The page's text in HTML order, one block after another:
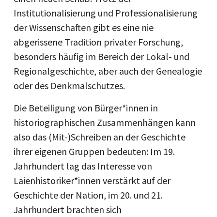
Institutionalisierung und Professionalisierung
der Wissenschaften gibt es eine nie
abgerissene Tradition privater Forschung,
besonders häufig im Bereich der Lokal- und
Regionalgeschichte, aber auch der Genealogie
oder des Denkmalschutzes.
Die Beteiligung von Bürger*innen in
historiographischen Zusammenhängen kann
also das (Mit-)Schreiben an der Geschichte
ihrer eigenen Gruppen bedeuten: Im 19.
Jahrhundert lag das Interesse von
Laienhistoriker*innen verstärkt auf der
Geschichte der Nation, im 20. und 21.
Jahrhundert brachten sich